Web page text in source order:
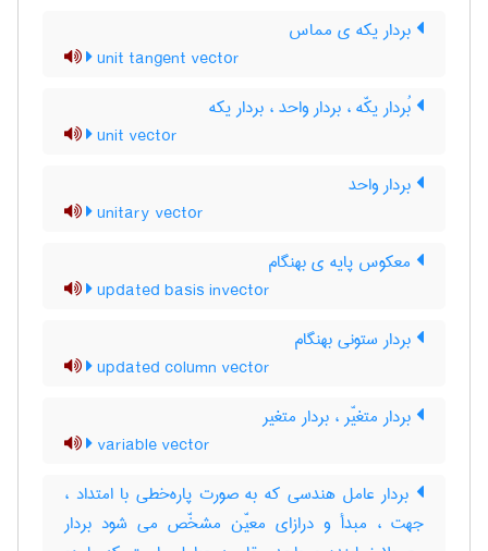
بردار یکه ی مماس
unit tangent vector
بُردار یکّه ، بردار واحد ، بردار یکه
unit vector
بردار واحد
unitary vector
معکوس پایه ی بهنگام
updated basis invector
بردار ستونی بهنگام
updated column vector
بردار متغیّر ، بردار متغیر
variable vector
بردار عامل هندسی که به صورت پاره‌خطی با امتداد ،
جهت ، مبدأ و درازای معیّن مشخّص می شود بردار